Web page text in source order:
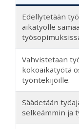
Edellytetään
aikatyölle
Vahvistetaan
kokoaikatyötä
työntekijöille.
Säädetään
selkeämmin ja